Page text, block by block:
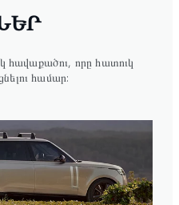
որը հատուկ
համար: